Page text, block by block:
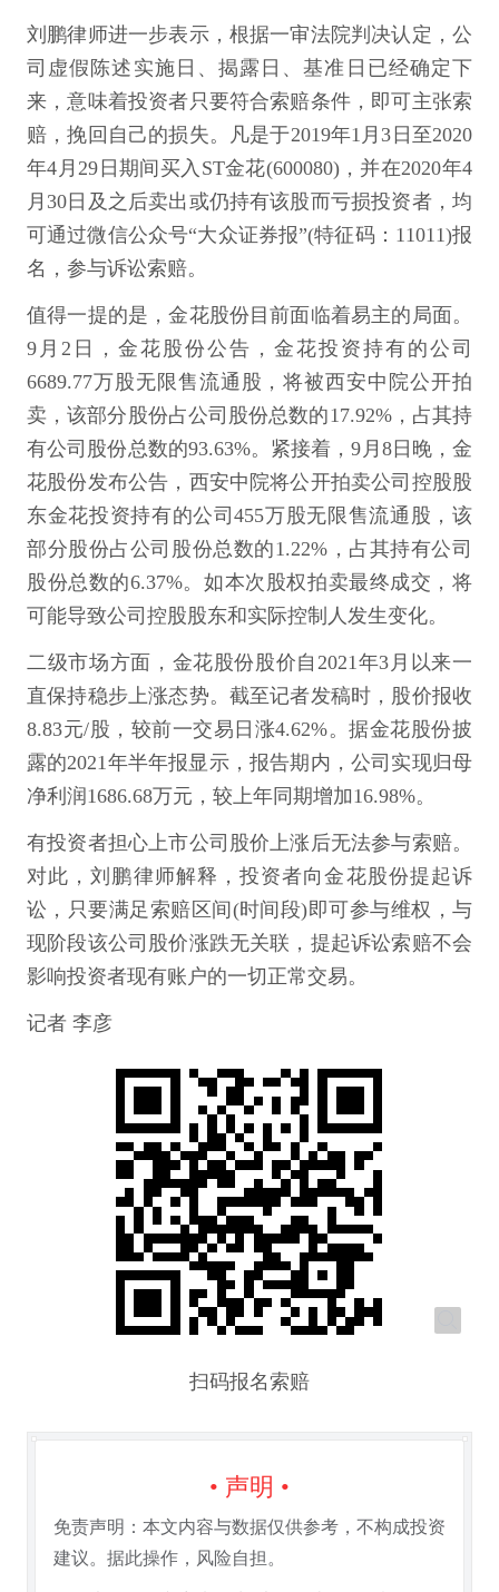
刘鹏律师进一步表示，根据一审法院判决认定，公
司虚假陈述实施日、揭露日、基准日已经确定下
来，意味着投资者只要符合索赔条件，即可主张索
赔，挽回自己的损失。凡是于2019年1月3日至2020
年4月29日期间买入ST金花(600080)，并在2020年4
月30日及之后卖出或仍持有该股而亏损投资者，均
可通过微信公众号“大众证券报”(特征码：11011)报
名，参与诉讼索赔。
值得一提的是，金花股份目前面临着易主的局面。
9月2日，金花股份公告，金花投资持有的公司
6689.77万股无限售流通股，将被西安中院公开拍
卖，该部分股份占公司股份总数的17.92%，占其持
有公司股份总数的93.63%。紧接着，9月8日晚，金
花股份发布公告，西安中院将公开拍卖公司控股股
东金花投资持有的公司455万股无限售流通股，该
部分股份占公司股份总数的1.22%，占其持有公司
股份总数的6.37%。如本次股权拍卖最终成交，将
可能导致公司控股股东和实际控制人发生变化。
二级市场方面，金花股份股价自2021年3月以来一
直保持稳步上涨态势。截至记者发稿时，股价报收
8.83元/股，较前一交易日涨4.62%。据金花股份披
露的2021年半年报显示，报告期内，公司实现归母
净利润1686.68万元，较上年同期增加16.98%。
有投资者担心上市公司股价上涨后无法参与索赔。
对此，刘鹏律师解释，投资者向金花股份提起诉
讼，只要满足索赔区间(时间段)即可参与维权，与
现阶段该公司股价涨跌无关联，提起诉讼索赔不会
影响投资者现有账户的一切正常交易。
记者 李彦
扫码报名索赔
• 声明 •
免责声明：本文内容与数据仅供参考，不构成投资
建议。据此操作，风险自担。